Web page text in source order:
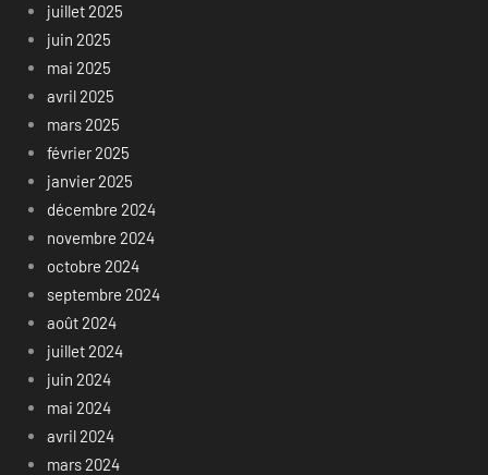
juillet 2025
juin 2025
mai 2025
avril 2025
mars 2025
février 2025
janvier 2025
décembre 2024
novembre 2024
octobre 2024
septembre 2024
août 2024
juillet 2024
juin 2024
mai 2024
avril 2024
mars 2024